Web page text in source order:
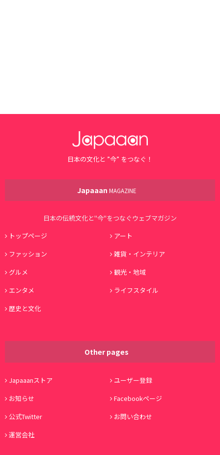
日本の文化と ”今” をつなぐ！
Japaaan MAGAZINE
日本の伝統文化と"今"をつなぐウェブマガジン
トップページ
アート
ファッション
雑貨・インテリア
グルメ
観光・地域
エンタメ
ライフスタイル
歴史と文化
Other pages
Japaaanストア
ユーザー登録
お知らせ
Facebookページ
公式Twitter
お問い合わせ
運営会社